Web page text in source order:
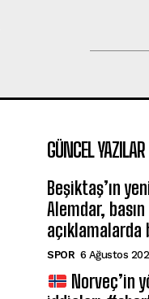
GÜNCEL YAZILAR
Beşiktaş’ın
Alemdar,
SPOR 6 Ağustos
Norveç’in